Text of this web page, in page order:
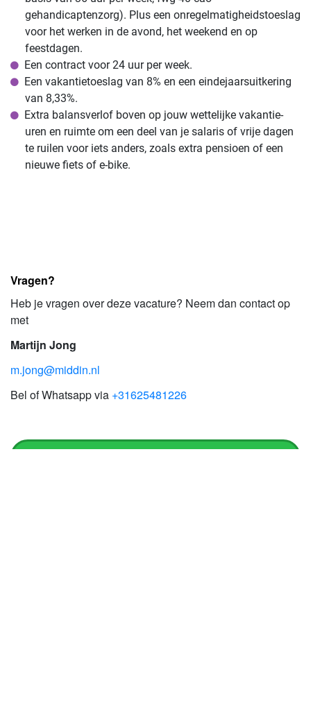
gehandicaptenzorg). Plus een onregelmatigheidstoeslag
voor het werken in de avond, het weekend en op
feestdagen.
Een contract voor 24 uur per week.
Een vakantietoeslag van 8% en een eindejaarsuitkering
van 8,33%.
Extra balansverlof boven op jouw wettelijke vakantie-
uren en ruimte om een deel van je salaris of vrije dagen
te ruilen voor iets anders, zoals extra pensioen of een
nieuwe fiets of e-bike.
Vragen?
Heb je vragen over deze vacature? Neem dan contact op
met
Martijn Jong
m.jong@middin.nl
Bel of Whatsapp via +31625481226